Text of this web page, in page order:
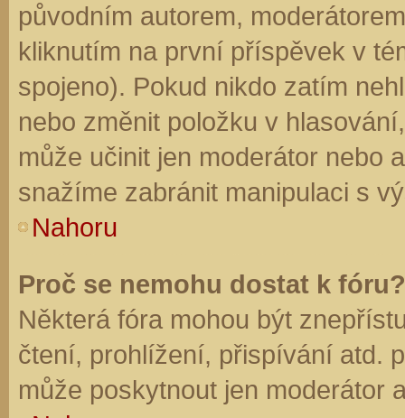
původním autorem,
kliknutím na první příspěvek v
spojeno). Pokud nikdo zatím
nebo změnit položku v
může učinit jen moderátor nebo
snažíme zabránit manipulaci s
Nahoru
Proč se nemohu dostat k fóru?
Některá fóra mohou být
čtení, prohlížení, přispívání atd.
může poskytnout jen moderátor